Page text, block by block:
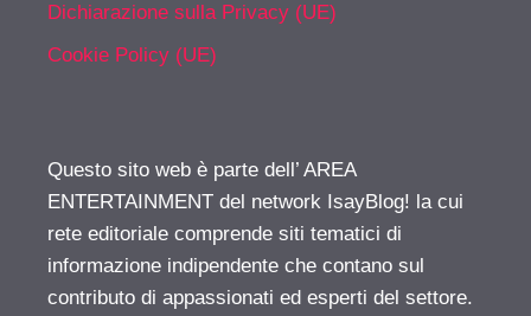
Dichiarazione sulla Privacy (UE)
Cookie Policy (UE)
Questo sito web è parte dell’ AREA
ENTERTAINMENT del network IsayBlog! la cui
rete editoriale comprende siti tematici di
informazione indipendente che contano sul
contributo di appassionati ed esperti del settore.